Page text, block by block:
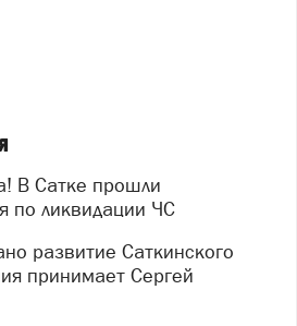
детально осмотрели
с участниками и оценили
в экстремальных условиях.
ЧС. Полиция взяла под
«опасную» территорию.
ГОиЧС начали обход
по ликвидации ЧС
принимает Сергей